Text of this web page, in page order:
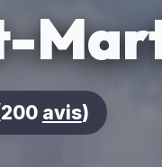
avis)